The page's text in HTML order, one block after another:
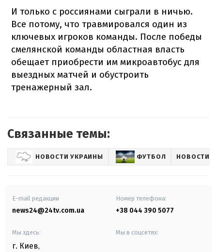
И только с россиянами сыграли в ничью.
Все потому, что травмировался один из
ключевых игроков команды. После победы
смелянской команды областная власть
обещает приобрести им микроавтобус для
выездных матчей и обустроить
тренажерный зал.
Связанные темы:
НОВОСТИ УКРАИНЫ ФУТБОЛ НОВОСТИ
E-mail редакции
news24@24tv.com.ua
Номер телефона:
+38 044 390 5077
Мы здесь:
г. Киев,
Мы в соцсетях: